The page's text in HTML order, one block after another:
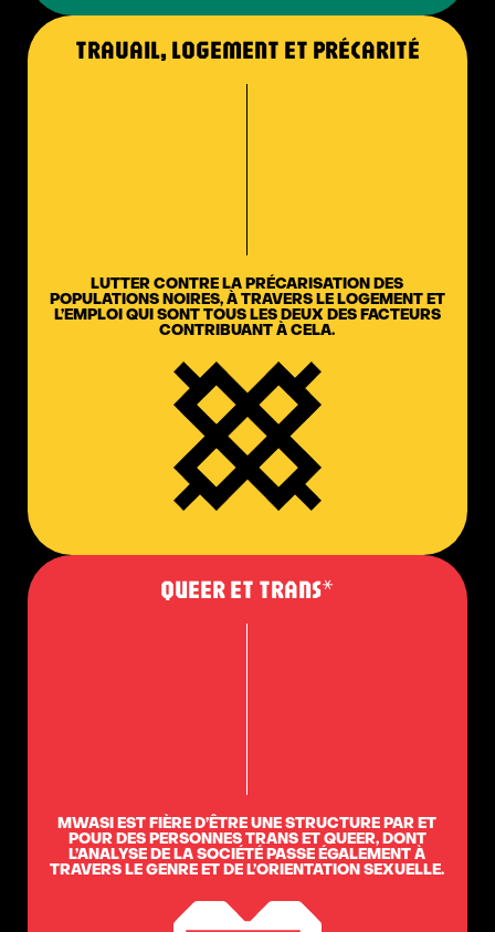
TRAVAIL, LOGEMENT ET PRÉCARITÉ
LUTTER CONTRE LA PRÉCARISATION DES
POPULATIONS NOIRES, À TRAVERS LE LOGEMENT ET
L’EMPLOI QUI SONT TOUS LES DEUX DES FACTEURS
CONTRIBUANT À CELA.
QUEER ET TRANS*
MWASI EST FIÈRE D’ÊTRE UNE STRUCTURE PAR ET
POUR DES PERSONNES TRANS ET QUEER, DONT
L’ANALYSE DE LA SOCIÉTÉ PASSE ÉGALEMENT À
TRAVERS LE GENRE ET DE L’ORIENTATION SEXUELLE.